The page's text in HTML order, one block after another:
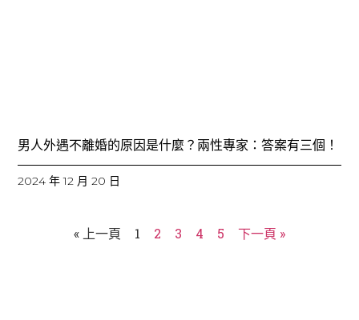
男人外遇不離婚的原因是什麼？兩性專家：答案有三個！
2024 年 12 月 20 日
« 上一頁 1 2 3 4 5 下一頁 »